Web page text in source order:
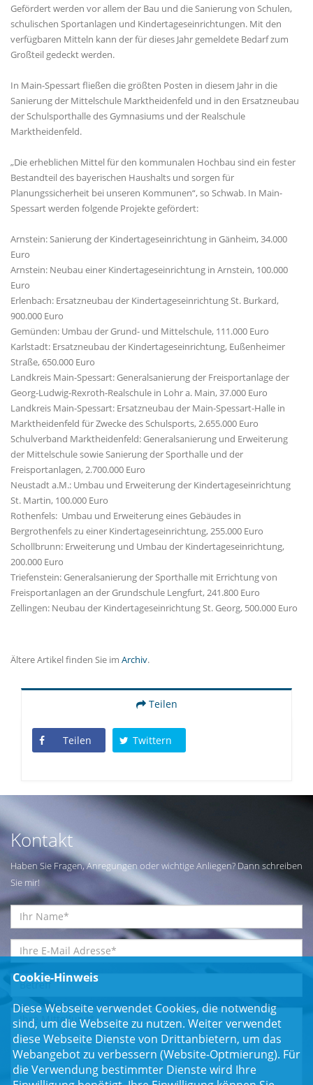
Gefördert werden vor allem der Bau und die Sanierung von Schulen,
schulischen Sportanlagen und Kindertageseinrichtungen. Mit den
verfügbaren Mitteln kann der für dieses Jahr gemeldete Bedarf zum
Großteil gedeckt werden.
In Main-Spessart fließen die größten Posten in diesem Jahr in die
Sanierung der Mittelschule Marktheidenfeld und in den Ersatzneubau
der Schulsporthalle des Gymnasiums und der Realschule
Marktheidenfeld.
Die erheblichen Mittel für den kommunalen Hochbau sind ein fester
Bestandteil des bayerischen Haushalts und sorgen für
Planungssicherheit bei unseren Kommunen“, so Schwab. In Main-
Spessart werden folgende Projekte gefördert:
Arnstein: Sanierung der Kindertageseinrichtung in Gänheim, 34.000
Euro
Arnstein: Neubau einer Kindertageseinrichtung in Arnstein, 100.000
Euro
Erlenbach: Ersatzneubau der Kindertageseinrichtung St. Burkard,
900.000 Euro
Gemünden: Umbau der Grund- und Mittelschule, 111.000 Euro
Karlstadt: Ersatzneubau der Kindertageseinrichtung, Eußenheimer
Straße, 650.000 Euro
Landkreis Main-Spessart: Generalsanierung der Freisportanlage der
Georg-Ludwig-Rexroth-Realschule in Lohr a. Main, 37.000 Euro
Landkreis Main-Spessart: Ersatzneubau der Main-Spessart-Halle in
Marktheidenfeld für Zwecke des Schulsports, 2.655.000 Euro
Schulverband Marktheidenfeld: Generalsanierung und Erweiterung
der Mittelschule sowie Sanierung der Sporthalle und der
Freisportanlagen, 2.700.000 Euro
Neustadt a.M.: Umbau und Erweiterung der Kindertageseinrichtung
St. Martin, 100.000 Euro
Rothenfels: Umbau und Erweiterung eines Gebäudes in
Bergrothenfels zu einer Kindertageseinrichtung, 255.000 Euro
Schollbrunn: Erweiterung und Umbau der Kindertageseinrichtung,
200.000 Euro
Triefenstein: Generalsanierung der Sporthalle mit Errichtung von
Freisportanlagen an der Grundschule Lengfurt, 241.800 Euro
Zellingen: Neubau der Kindertageseinrichtung St. Georg, 500.000 Euro
Ältere Artikel finden Sie im Archiv.
Teilen
Teilen Twittern
Kontakt
Haben Sie Fragen, Anregungen oder wichtige Anliegen? Dann schreiben
Sie mir!
Cookie-Hinweis
Diese Webseite verwendet Cookies, die notwendig
sind, um die Webseite zu nutzen. Weiter verwendet
diese Webseite Dienste von Drittanbietern, um das
Webangebot zu verbessern (Website-Optmierung). Für
die Verwendung bestimmter Dienste wird Ihre